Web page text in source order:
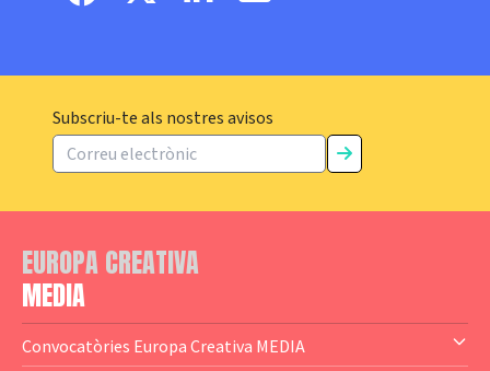
Subscriu-te als nostres avisos
EUROPA CREATIVA
MEDIA
Convocatòries Europa Creativa MEDIA